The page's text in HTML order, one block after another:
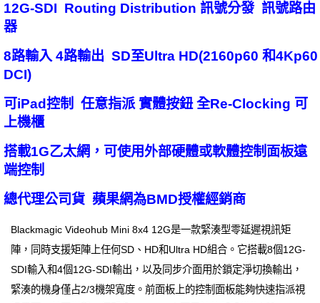
12G-SDI Routing Distribution 訊號分發 訊號路由
器
8路輸入 4路輸出 SD至Ultra HD(2160p60 和4Kp60
DCI)
可iPad控制 任意指派 實體按鈕 全Re‑Clocking 可
上機櫃
搭載1G乙太網，可使用外部硬體或軟體控制面板遠
端控制
總代理公司貨 蘋果網為BMD授權經銷商
Blackmagic Videohub Mini 8x4 12G是一款緊湊型零延遲視訊矩
陣，同時支援矩陣上任何SD、HD和Ultra HD組合。它搭載8個12G-
SDI輸入和4個12G-SDI輸出，以及同步介面用於鎖定淨切換輸出，
緊湊的機身僅占2/3機架寬度。前面板上的控制面板能夠快速指派視